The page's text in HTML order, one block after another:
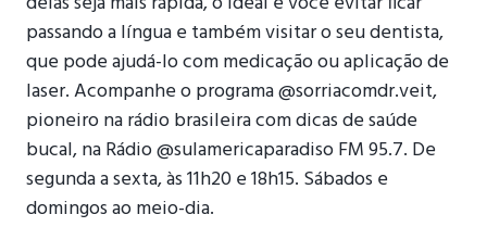
passando a língua e também visitar o seu dentista,
que pode ajudá-lo com medicação ou aplicação de
laser. Acompanhe o programa @sorriacomdr.veit,
pioneiro na rádio brasileira com dicas de saúde
bucal, na Rádio @sulamericaparadiso FM 95.7. De
segunda a sexta, às 11h20 e 18h15. Sábados e
domingos ao meio-dia.